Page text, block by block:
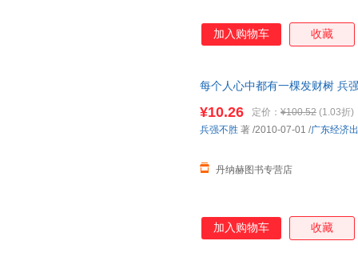
加入购物车 收藏
每个人心中都有一棵发财树 兵
¥10.26 定价： ¥100.52 (1.03折)
丹纳赫图书专营店
兵强不胜 著 /2010-07-01 /广东经济
加入购物车 收藏